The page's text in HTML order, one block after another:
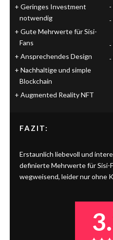
FAZIT:
Erstaunlich liebevoll und
definierte Mehrwerte für Sisi-
wegweisend, leider nur ohne
Geringes Investment
notwendig
Gute Mehrwerte für Sisi-
Fans
Ansprechendes Design
Nachhaltige und simple
Blockchain
Augmented Reality NFT